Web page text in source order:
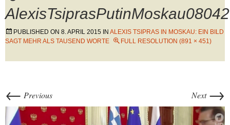
PUBLISHED ON 8. APRIL 2015 IN ALEXIS TSIPRAS IN MOSKAU: EIN BILD
SAGT MEHR ALS TAUSEND WORTE
FULL RESOLUTION (891 × 451)
← Previous Next →